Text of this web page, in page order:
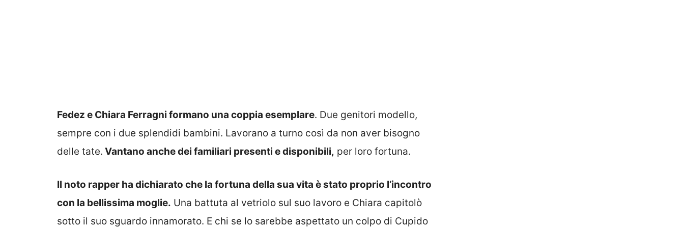
Fedez e Chiara Ferragni formano una coppia esemplare. Due genitori modello,
sempre con i due splendidi bambini. Lavorano a turno così da non aver bisogno
delle tate. Vantano anche dei familiari presenti e disponibili, per loro fortuna.
Il noto rapper ha dichiarato che la fortuna della sua vita è stato proprio l’incontro
con la bellissima moglie. Una battuta al vetriolo sul suo lavoro e Chiara capitolò
sotto il suo sguardo innamorato. E chi se lo sarebbe aspettato un colpo di Cupido